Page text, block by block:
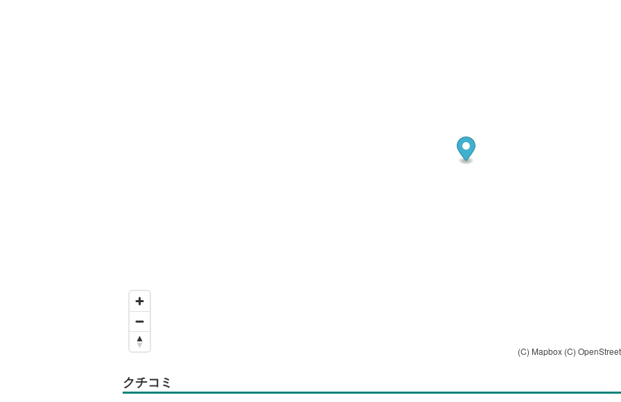
(C) Mapbox (C)
クチコミ